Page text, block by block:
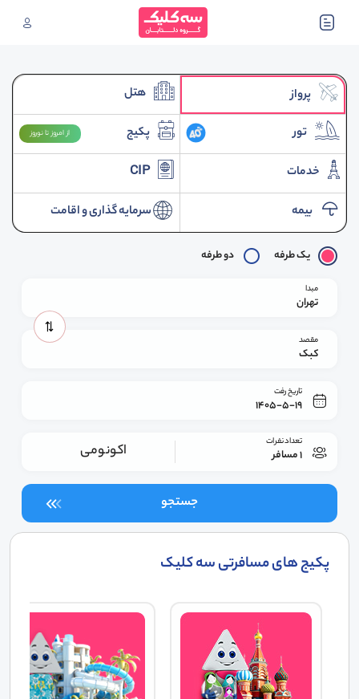
پرواز هتل
تور پکیج از امروز تا نوروز
خدمات CIP
بیمه سرمایه گذاری و اقامت
یک طرفه دو طرفه
مبدا
تهران
مقصد
کبک
تاریخ رفت
1405-5-19
تعداد نفرات
1 مسافر اکونومی
جستجو
پکیج های مسافرتی سه کلیک